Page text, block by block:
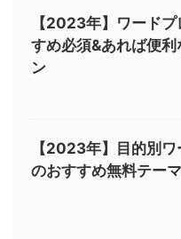
【2023年】ワード
すめ必須&あれば便利
ン
【2023年】目的別
のおすすめ無料テー